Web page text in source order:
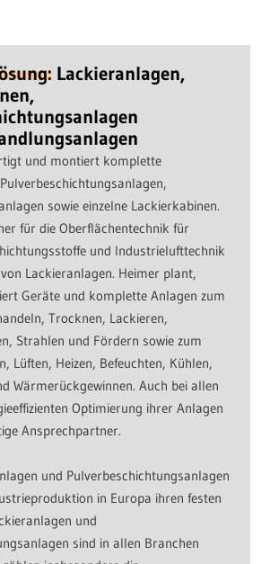
Lackieranlagen,
und montiert komplette
sowie einzelne Lackierkabinen.
für die Oberflächentechnik für
und Industrielufttechnik
Lackieranlagen. Heimer plant,
Geräte und komplette Anlagen zum
Trocknen, Lackieren,
Strahlen und Fördern sowie zum
Lüften, Heizen, Befeuchten, Kühlen,
Wärmerückgewinnen. Auch bei allen
Optimierung ihrer Anlagen
Ansprechpartner.
und Pulverbeschichtungsanlagen
in Europa ihren festen
und
sind in allen Branchen